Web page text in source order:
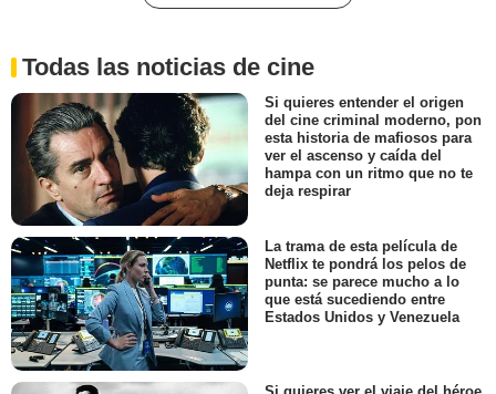
Todas las noticias de cine
Si quieres entender el origen
del cine criminal moderno, pon
esta historia de mafiosos para
ver el ascenso y caída del
hampa con un ritmo que no te
deja respirar
La trama de esta película de
Netflix te pondrá los pelos de
punta: se parece mucho a lo
que está sucediendo entre
Estados Unidos y Venezuela